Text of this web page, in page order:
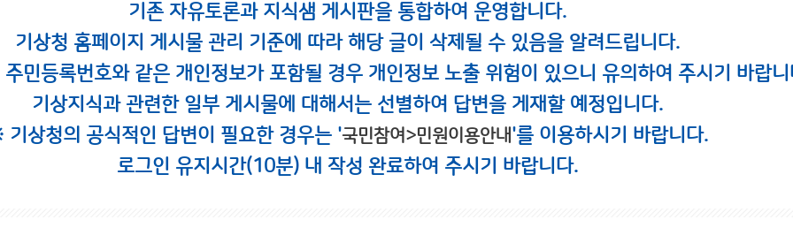
기존 자유토론과 지식샘 게시판을 통합하여 운영합니다.
기상청 홈페이지 게시물 관리 기준에 따라 해당 글이 삭제될 수 있음을 알려드립니다.
민등록번호와 같은 개인정보가 포함될 경우 개인정보 노출 위험이 있으니 유의하여 주시기 바랍니
기상지식과 관련한 일부 게시물에 대해서는 선별하여 답변을 게재할 예정입니다.
상청의 공식적인 답변이 필요한 경우는 '국민참여>민원이용안내'를 이용하시기 바랍니다.
로그인 유지시간(10분) 내 작성 완료하여 주시기 바랍니다.